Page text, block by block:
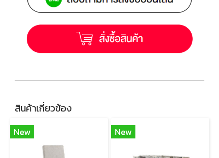
สินค้าเกี่ยวข้อง
New New